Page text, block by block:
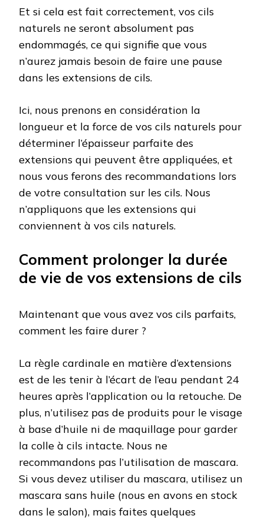
Et si cela est fait correctement, vos cils
naturels ne seront absolument pas
endommagés, ce qui signifie que vous
n’aurez jamais besoin de faire une pause
dans les extensions de cils.
Ici, nous prenons en considération la
longueur et la force de vos cils naturels pour
déterminer l’épaisseur parfaite des
extensions qui peuvent être appliquées, et
nous vous ferons des recommandations lors
de votre consultation sur les cils. Nous
n’appliquons que les extensions qui
conviennent à vos cils naturels.
Comment prolonger la durée
de vie de vos extensions de cils
Maintenant que vous avez vos cils parfaits,
comment les faire durer ?
La règle cardinale en matière d’extensions
est de les tenir à l’écart de l’eau pendant 24
heures après l’application ou la retouche. De
plus, n’utilisez pas de produits pour le visage
à base d’huile ni de maquillage pour garder
la colle à cils intacte. Nous ne
recommandons pas l’utilisation de mascara.
Si vous devez utiliser du mascara, utilisez un
mascara sans huile (nous en avons en stock
dans le salon), mais faites quelques